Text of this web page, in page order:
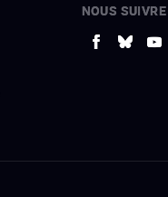
NOUS SUIVRE